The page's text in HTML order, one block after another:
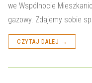
we Wspólnocie
gazowy. Zdajemy sobie
CZYTAJ DALEJ →